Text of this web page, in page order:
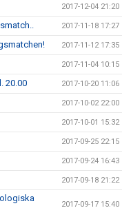
2017-12-04 21:20
2017-11-18 17:27
2017-11-12 17:35
2017-11-04 10:15
20.00 2017-10-20 11:06
2017-10-02 22:00
2017-10-01 15:32
2017-09-25 22:15
2017-09-24 16:43
2017-09-18 21:22
2017-09-17 15:40